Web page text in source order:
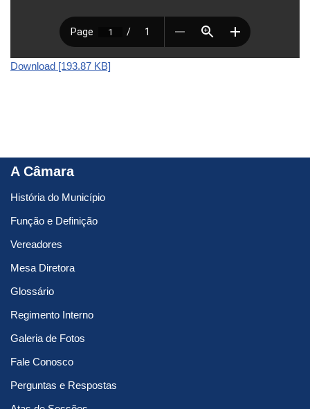
Download [193.87 KB]
A Câmara
História do Município
Função e Definição
Vereadores
Mesa Diretora
Glossário
Regimento Interno
Galeria de Fotos
Fale Conosco
Perguntas e Respostas